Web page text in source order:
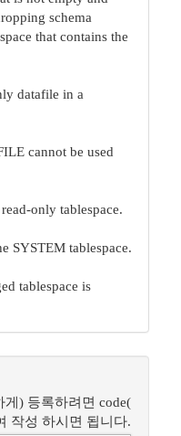
schema
that contains the
datafile in a
cannot be used
only tablespace.
SYSTEM tablespace.
tablespace is
게) 등록하려면 code(
작성 하시면 됩니다.